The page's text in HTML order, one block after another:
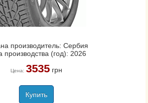
производитель: Сербия
производства (год): 2026
Цена: 3535грн
Купить